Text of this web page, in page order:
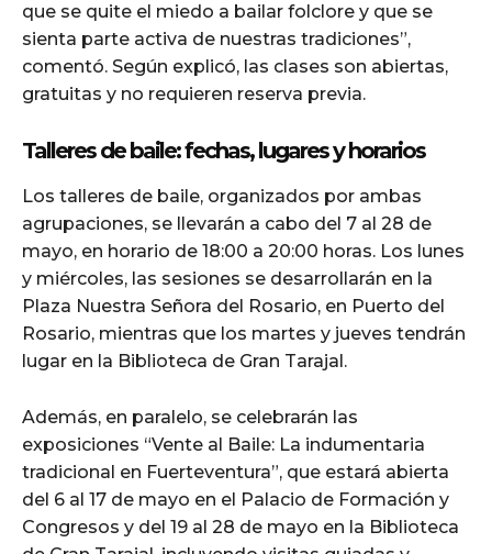
que se quite el miedo a bailar folclore y que se
sienta parte activa de nuestras tradiciones”,
comentó. Según explicó, las clases son abiertas,
gratuitas y no requieren reserva previa.
Talleres de baile: fechas, lugares y horarios
Los talleres de baile, organizados por ambas
agrupaciones, se llevarán a cabo del 7 al 28 de
mayo, en horario de 18:00 a 20:00 horas. Los lunes
y miércoles, las sesiones se desarrollarán en la
Plaza Nuestra Señora del Rosario, en Puerto del
Rosario, mientras que los martes y jueves tendrán
lugar en la Biblioteca de Gran Tarajal.
Además, en paralelo, se celebrarán las
exposiciones “Vente al Baile: La indumentaria
tradicional en Fuerteventura”, que estará abierta
del 6 al 17 de mayo en el Palacio de Formación y
Congresos y del 19 al 28 de mayo en la Biblioteca